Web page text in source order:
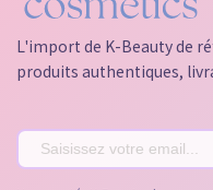
L'import de K-Beauty de
produits authentiques,